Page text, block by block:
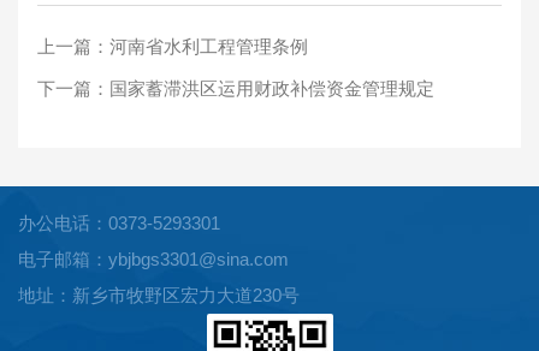
上一篇： 河南省水利工程管理条例
下一篇： 国家蓄滞洪区运用财政补偿资金管理规定
办公电话：0373-5293301
电子邮箱：ybjbgs3301@sina.com
地址：新乡市牧野区宏力大道230号